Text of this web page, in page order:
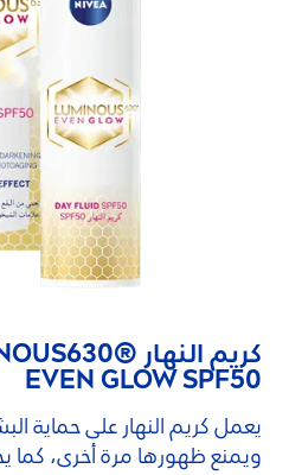
كريم النهار 630®
EVEN GLOW SPF50
يعمل كريم النهار على حماية
ويمنع ظهورها مرة أخرى، كما